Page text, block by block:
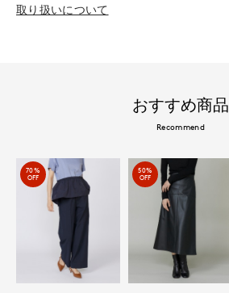
取り扱いについて
おすすめ商品
Recommend
70%
OFF
50%
OFF